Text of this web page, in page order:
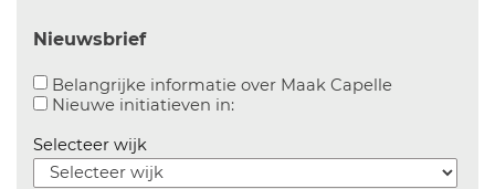
Nieuwsbrief
Belangrijke informatie over Maak CapelleAanvinken
Nieuwe initiatieven in:Aanvinken om informatie over
Selecteer wijk